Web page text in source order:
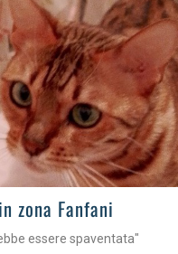
zona Fanfani
essere spaventata"